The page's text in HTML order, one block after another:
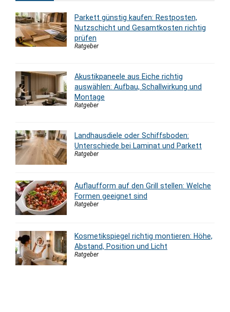
Parkett günstig kaufen: Restposten,
Nutzschicht und Gesamtkosten richtig
prüfen
Ratgeber
Akustikpaneele aus Eiche richtig
auswählen: Aufbau, Schallwirkung und
Montage
Ratgeber
Landhausdiele oder Schiffsboden:
Unterschiede bei Laminat und Parkett
Ratgeber
Auflaufform auf den Grill stellen: Welche
Formen geeignet sind
Ratgeber
Kosmetikspiegel richtig montieren: Höhe,
Abstand, Position und Licht
Ratgeber